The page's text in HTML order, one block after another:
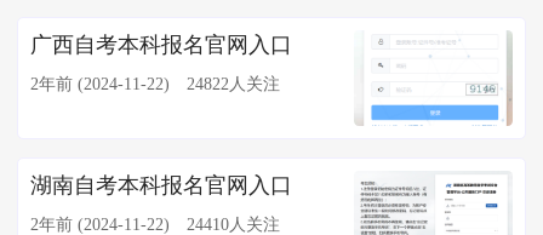
广西自考本科报名官网入口
2年前 (2024-11-22) 24822人关注
湖南自考本科报名官网入口
2年前 (2024-11-22) 24410人关注